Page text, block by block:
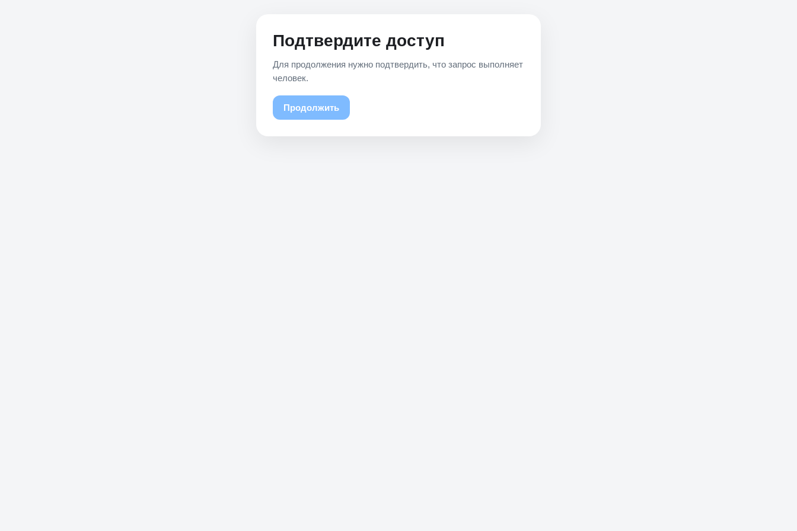
Подтвердите доступ
Для продолжения нужно подтвердить, что запрос выполняет
человек.
Продолжить